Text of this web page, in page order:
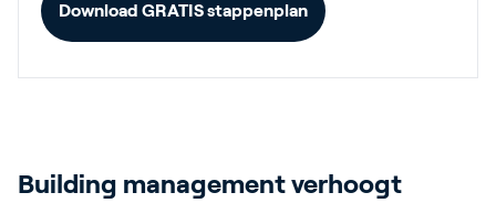
Download GRATIS stappenplan
Building management verhoogt